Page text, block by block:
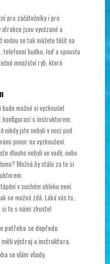
pro začátečníky i pro
jsou vyvázané a
vodou se tak můžete těšit na
telefonní budku, loď a spoustu
množství ryb, které
bude možné si vyzkoušet
konfigurací s instruktorem.
nikdy jste nebyli v noci pod
ponor na vyzkoušení.
dlouho nebyli ve vodě, nebo
Možná by stálo za to si
v suchém obleku není
se možná zdá. Láká vás to,
to s námi zkuste!
potřeba se dopředu
měli výstroj a instruktora.
se vším všudy.